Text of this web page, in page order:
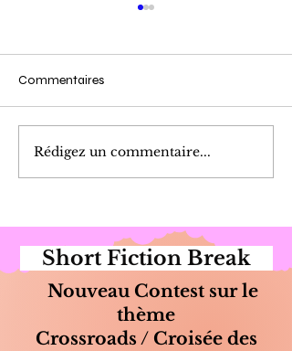
Cueillette du Matin
Commentaires
Rédigez un commentaire...
Short Fiction Break
Nouveau Contest sur le
thème
Crossroads / Croisée des